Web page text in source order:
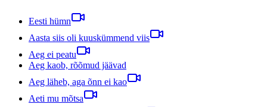
Eesti hümn
Aasta siis oli kuuskümmend viis
Aeg ei peatu
Aeg kaob, rõõmud jäävad
Aeg läheb, aga õnn ei kao
Aeti mu mõtsa